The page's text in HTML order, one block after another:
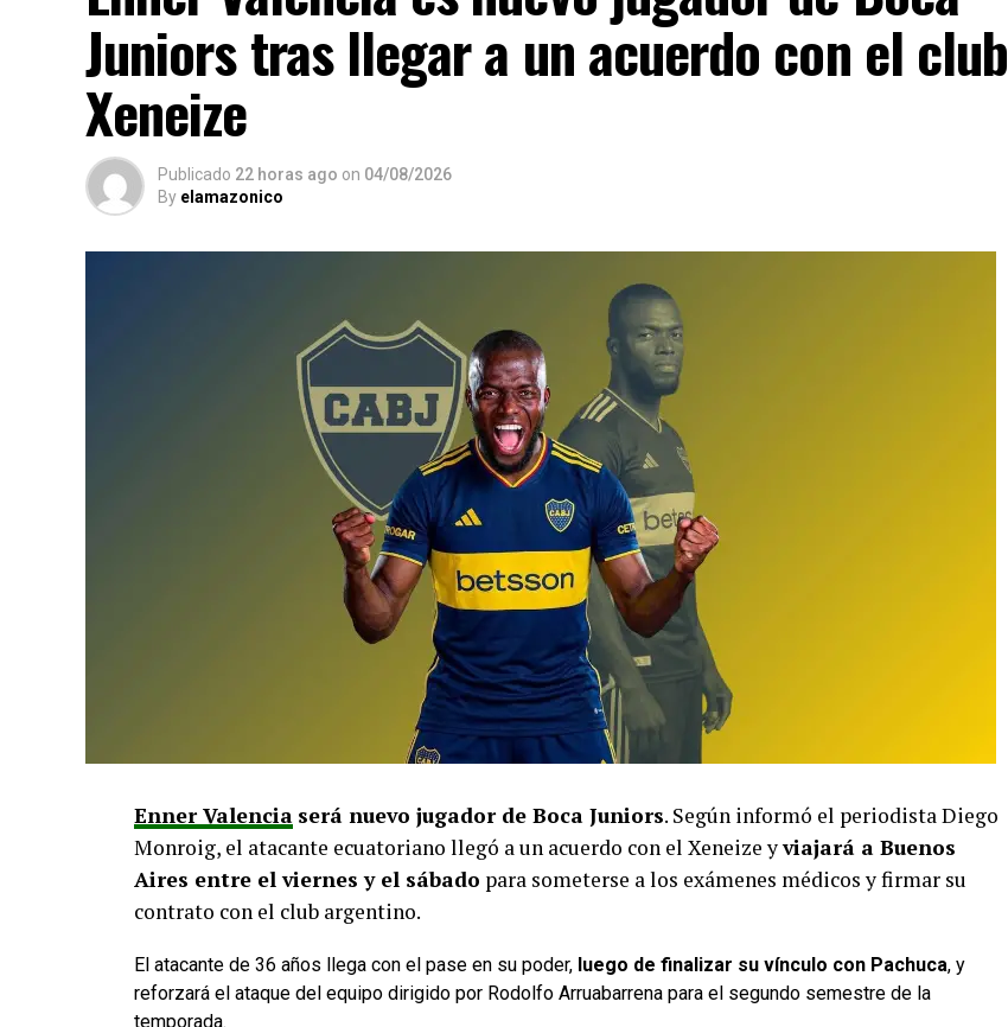
Juniors tras llegar a un acuerdo con el club
Xeneize
Publicado 22 horas ago on 04/08/2026
By elamazonico
Enner Valencia será nuevo jugador de Boca Juniors. Según informó el periodista Diego
Monroig, el atacante ecuatoriano llegó a un acuerdo con el Xeneize yviajará a Buenos
Aires entre el viernes y el sábado para someterse a los exámenes médicos y firmar su
contrato con el club argentino.
El atacante de 36 años llega con el pase en su poder, luego de finalizar su vínculo con Pachuca, y
reforzará el ataque del equipo dirigido por Rodolfo Arruabarrena para el segundo semestre de la
temporada.